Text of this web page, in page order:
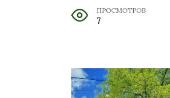
ПРОСМОТРОВ
7